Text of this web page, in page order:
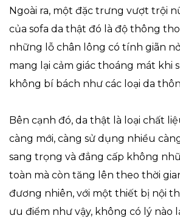
Ngoài ra, một đặc trưng vượt trội
của sofa da thật đó là độ thông
những lỗ chân lông có tính giãn
mang lại cảm giác thoáng mát khi
không bí bách như các loại da
Bên cạnh đó, da thật là loại chất
càng mới, càng sử dụng nhiều
sang trọng và đẳng cấp không
toàn mà còn tăng lên theo thời
đương nhiên, với một thiết bị nội
ưu điểm như vậy, không có lý nào